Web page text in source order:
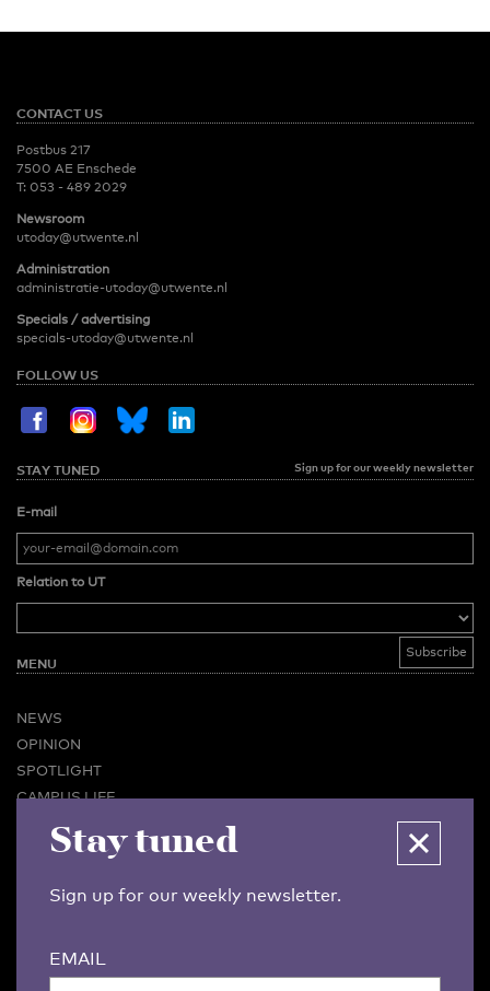
CONTACT US
Postbus 217
7500 AE Enschede
T: 053 - 489 2029
Newsroom
utoday@utwente.nl
Administration
administratie-utoday@utwente.nl
Specials / advertising
specials-utoday@utwente.nl
FOLLOW US
STAY TUNED Sign up for our weekly newsletter
E-mail
Relation to UT
MENU
NEWS
OPINION
SPOTLIGHT
CAMPUS LIFE
BUSINESS & CAREER
CONTACT
Stay tuned
Sign up for our weekly newsletter.
EMAIL